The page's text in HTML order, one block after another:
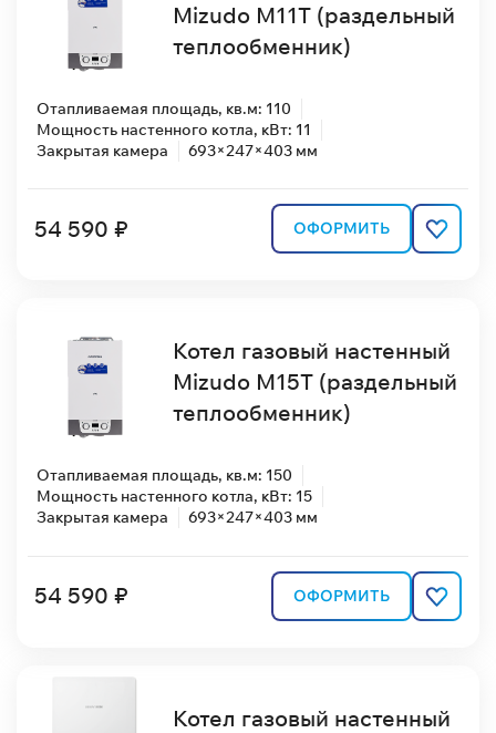
Mizudo M11T (раздельный
теплообменник)
Отапливаемая площадь, кв.м: 110
Мощность настенного котла, кВт: 11
Закрытая камера
693×247×403 мм
54 590 ₽ ОФОРМИТЬ
Котел газовый настенный
Mizudo M15T (раздельный
теплообменник)
Отапливаемая площадь, кв.м: 150
Мощность настенного котла, кВт: 15
Закрытая камера
693×247×403 мм
54 590 ₽ ОФОРМИТЬ
Котел газовый настенный